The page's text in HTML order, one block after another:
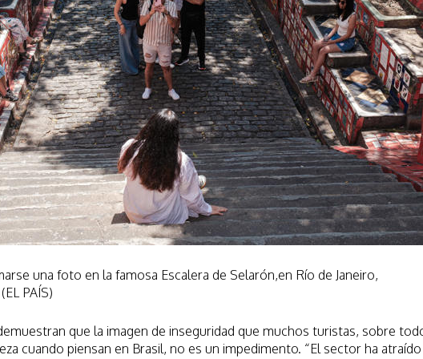
una foto en la famosa Escalera de Selarón,en Río de Janeiro,
PAÍS)
que la imagen de inseguridad que muchos turistas, sobre
cuando piensan en Brasil, no es un impedimento. “El sector ha atraído